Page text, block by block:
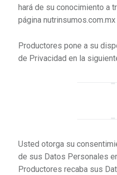
hará de su conocimiento a
página nutrinsumos.com.mx
Productores pone a su
de Privacidad en la
Usted otorga su
de sus Datos Personales
Productores recaba sus